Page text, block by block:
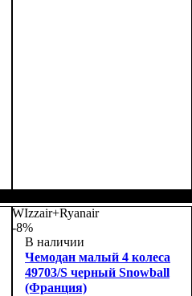
65х46х25+5
WIzzair+Ryanair
-8%
В наличии
Чемодан малый 4 колеса
49703/S черный Snowball
(Франция)